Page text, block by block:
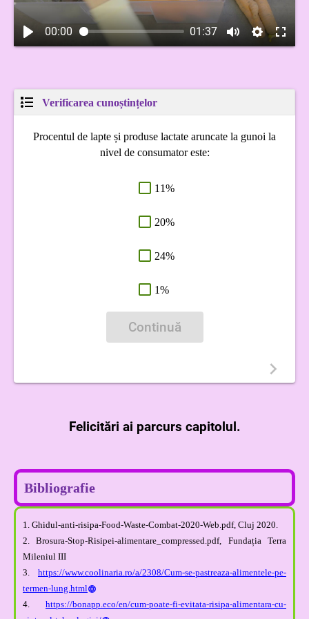
00:00 01:37
Verificarea cunoștințelor
Procentul de lapte și produse lactate aruncate la gunoi la
nivel de consumator este:
11%
20%
24%
1%
Continuă
Felicitări ai parcurs capitolul.
Bibliografie
1. Ghidul-anti-risipa-Food-Waste-Combat-2020-Web.pdf, Cluj 2020.
2. Brosura-Stop-Risipei-alimentare_compressed.pdf, Fundația Terra
Mileniul III
3. https://www.coolinaria.ro/a/2308/Cum-se-pastreaza-alimentele-pe-
termen-lung.html
4. https://bonapp.eco/en/cum-poate-fi-evitata-risipa-alimentara-cu-